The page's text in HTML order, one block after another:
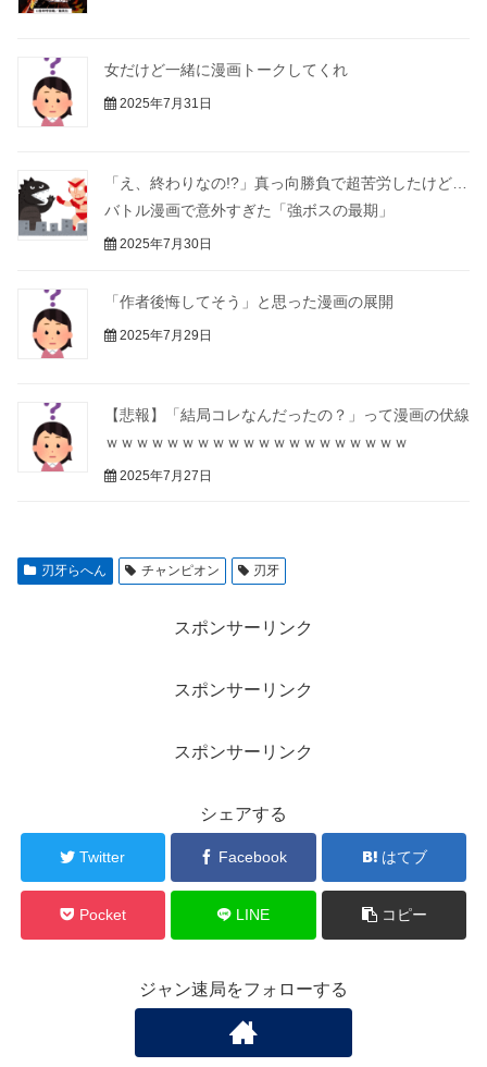
女だけど一緒に漫画トークしてくれ
2025年7月31日
「え、終わりなの!?」真っ向勝負で超苦労したけど…
バトル漫画で意外すぎた「強ボスの最期」
2025年7月30日
「作者後悔してそう」と思った漫画の展開
2025年7月29日
【悲報】「結局コレなんだったの？」って漫画の伏線
ｗｗｗｗｗｗｗｗｗｗｗｗｗｗｗｗｗｗｗｗ
2025年7月27日
刃牙らへん チャンピオン 刃牙
スポンサーリンク
スポンサーリンク
スポンサーリンク
シェアする
Twitter Facebook はてブ
Pocket LINE コピー
ジャン速局をフォローする